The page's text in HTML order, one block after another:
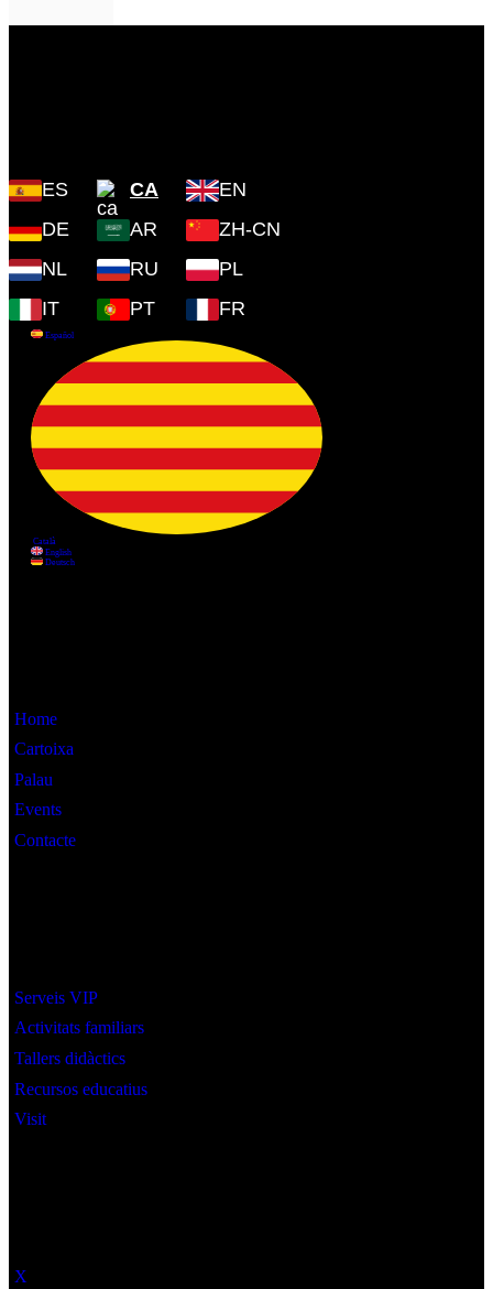
ES CA
EN
DE
AR
ZH-CN
NL
RU
PL
IT
PT FR
Home
Cartoixa
Palau
Events
Contacte
Serveis VIP
Activitats familiars
Tallers didàctics
Recursos educatius
Visit
X